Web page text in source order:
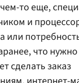
то еще,
и
или
что нужно
сделать заказ